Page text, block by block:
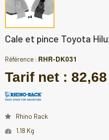
Cale et pince Toyota
Référence : RHR-DK031
Tarif net :
Rhino Rack
1.18 Kg